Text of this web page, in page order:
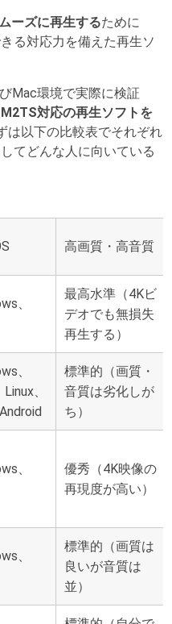
ーズに再生するために
る対応力を備えた再生ソ
Mac環境で実際に検証
M2TS対応の再生ソフトを
は以下の比較表でそれぞれ
てどんな人に向いている
高画質・高音質
、
最高水準（4Kビ
デオでも無損失
再生する）
、
、
標準的（画質・
音質は劣化しが
ち）
、
優秀（4K映像の
再現度が高い）
、
標準的（画質は
良いが音質は
並）